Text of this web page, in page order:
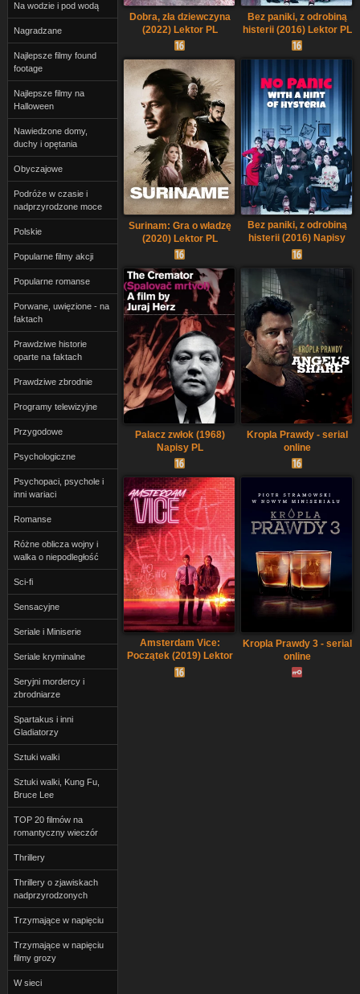
Na wodzie i pod wodą
Nagradzane
Najlepsze filmy found
footage
Najlepsze filmy na
Halloween
Nawiedzone domy,
duchy i opętania
Obyczajowe
Podróże w czasie i
nadprzyrodzone moce
Polskie
Popularne filmy akcji
Popularne romanse
Porwane, uwięzione - na
faktach
Prawdziwe historie
oparte na faktach
Prawdziwe zbrodnie
Programy telewizyjne
Przygodowe
Psychologiczne
Psychopaci, psychole i
inni wariaci
Romanse
Różne oblicza wojny i
walka o niepodległość
Sci-fi
Sensacyjne
Seriale i Miniserie
Seriale kryminalne
Seryjni mordercy i
zbrodniarze
Spartakus i inni
Gladiatorzy
Sztuki walki
Sztuki walki, Kung Fu,
Bruce Lee
TOP 20 filmów na
romantyczny wieczór
Thrillery
Thrillery o zjawiskach
nadprzyrodzonych
Trzymające w napięciu
Trzymające w napięciu
filmy grozy
W sieci
Dobra, zła dziewczyna
(2022) Lektor PL
Bez paniki, z odrobiną
histerii (2016) Lektor PL
Surinam: Gra o władzę
(2020) Lektor PL
Bez paniki, z odrobiną
histerii (2016) Napisy
PL
Palacz zwłok (1968)
Napisy PL
Kropla Prawdy - serial
online
Amsterdam Vice:
Początek (2019) Lektor
PL
Kropla Prawdy 3 - serial
online